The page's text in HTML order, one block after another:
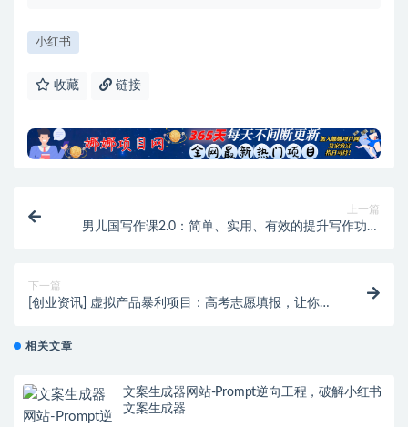
小红书
收藏 链接
上一篇
男儿国写作课2.0：简单、实用、有效的提升写作功力
下一篇
[创业资讯] 虚拟产品暴利项目：高考志愿填报，让你一
相关文章
文案生成器网站-Prompt逆向工程，破解小红书
文案生成器